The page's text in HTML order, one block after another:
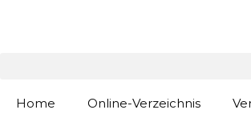
Home Online-Verzeichnis